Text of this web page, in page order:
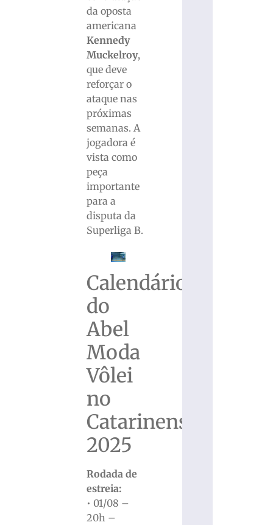
da oposta
americana
Kennedy
Muckelroy,
que deve
reforçar o
ataque nas
próximas
semanas. A
jogadora é
vista como
peça
importante
para a
disputa da
Superliga B.
Calendário
do
Abel
Moda
Vôlei
no
Catarinense
2025
Rodada de
estreia:
• 01/08 –
20h –